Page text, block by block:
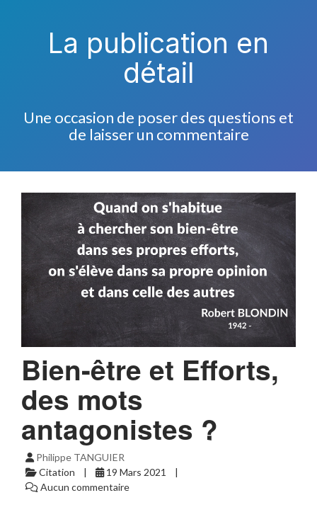
La publication en
détail
Une occasion de poser des questions et
de laisser un commentaire
Bien-être et Efforts,
des mots
antagonistes ?
Philippe TANGUIER
Citation
19 Mars 2021
Aucun commentaire